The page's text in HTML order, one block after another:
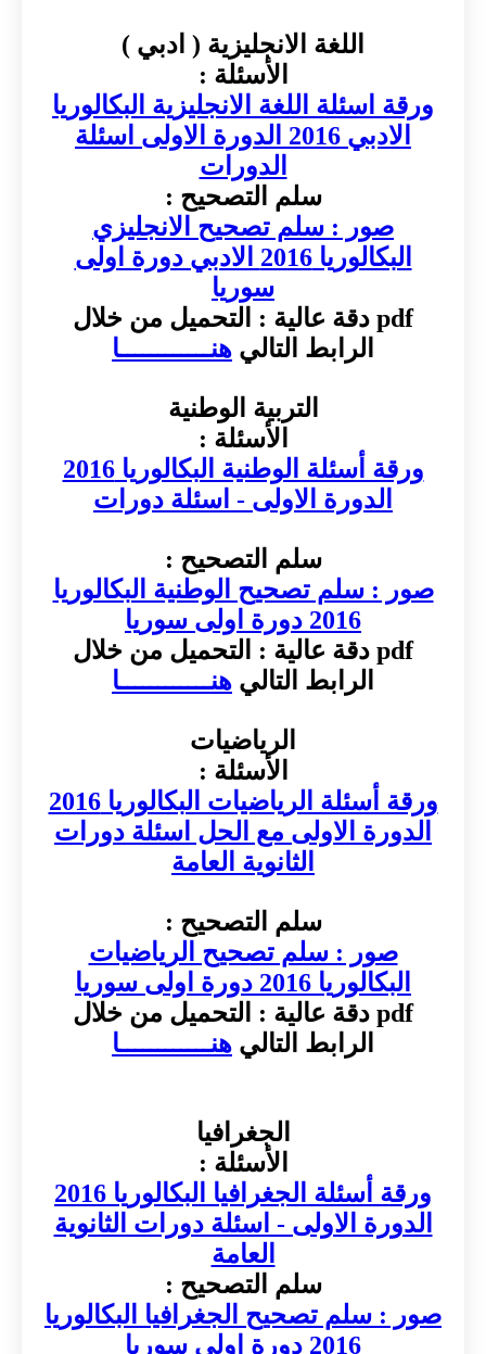
اللغة الانجليزية ( ادبي )
الأسئلة :
ورقة اسئلة اللغة الانجليزية البكالوريا
الادبي 2016 الدورة الاولى اسئلة
الدورات
سلم التصحيح :
صور : سلم تصحيح الانجليزي
البكالوريا 2016 الادبي دورة اولى
سوريا
pdf دقة عالية : التحميل من خلال
الرابط التالي هنــــــــــــا
التربية الوطنية
الأسئلة :
ورقة أسئلة الوطنية البكالوريا 2016
الدورة الاولى - اسئلة دورات
سلم التصحيح :
صور : سلم تصحيح الوطنية البكالوريا
2016 دورة اولى سوريا
pdf دقة عالية : التحميل من خلال
الرابط التالي هنــــــــــــا
الرياضيات
الأسئلة :
ورقة أسئلة الرياضيات البكالوريا 2016
الدورة الاولى مع الحل اسئلة دورات
الثانوية العامة
سلم التصحيح :
صور : سلم تصحيح الرياضيات
البكالوريا 2016 دورة اولى سوريا
pdf دقة عالية : التحميل من خلال
الرابط التالي هنــــــــــــا
الجغرافيا
الأسئلة :
ورقة أسئلة الجغرافيا البكالوريا 2016
الدورة الاولى - اسئلة دورات الثانوية
العامة
سلم التصحيح :
صور : سلم تصحيح الجغرافيا البكالوريا
2016 دورة اولى سوريا